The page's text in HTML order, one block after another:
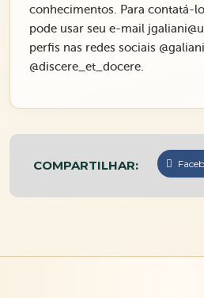
conhecimentos. Para contatá-
pode usar seu e-mail
perfis nas redes sociais
@discere_et_docere.
COMPARTILHAR: